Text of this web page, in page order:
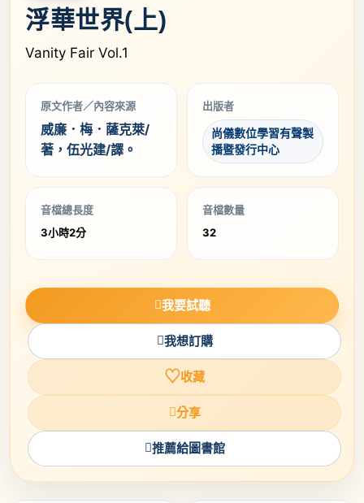
浮華世界(上)
Vanity Fair Vol.1
原文作者／內容來源
威廉．梅．薩克萊/
著，伍光建/譯。
出版者
尚儀數位學習有聲製
播暨發行中心
音檔總長度
3小時2分
音檔數量
32
我要試聽
我想訂購
♡收藏
分享
推薦給圖書館